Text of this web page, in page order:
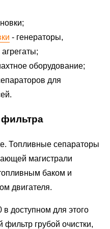
- генераторы,
оборудование;
для
фильтра
Топливные сепараторы
магистрали
баком и
двигателя.
доступном для этого
грубой очистки,